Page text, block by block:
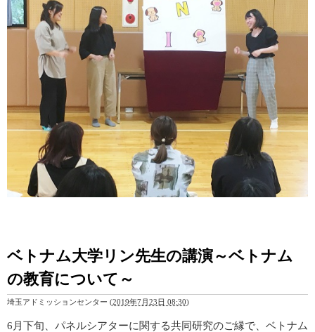
ベトナム大学リン先生の講演～ベトナム
の教育について～
埼玉アドミッションセンター (2019年7月23日 08:30)
6月下旬、パネルシアターに関する共同研究のご縁で、ベトナム